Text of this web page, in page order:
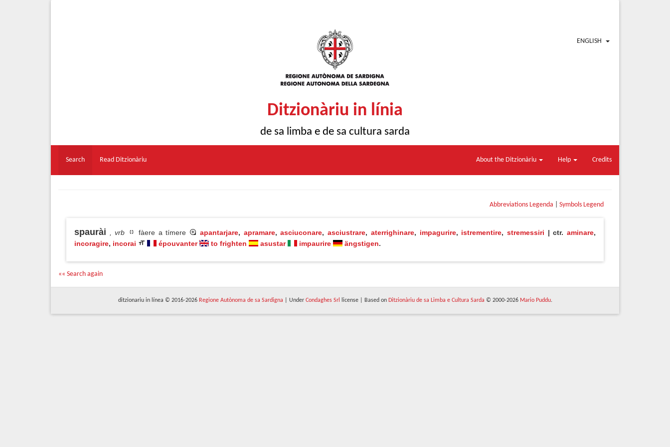
ENGLISH
Ditzionàriu in línia
de sa limba e de sa cultura sarda
Search Read Ditzionàriu About the Ditzionàriu Help Credits
Abbreviations Legenda Symbols Legend
spaurài , vrb fàere a tímere apantarjare, apramare,asciuconare,asciustrare, aterrighinare, impagurire, istrementire, stremessiri | ctr. aminare,
incoragire, incorai épouvanter to frighten asustar impaurire ängstigen.
«« Search again
ditzionariu in línea © 2016-2026 Regione Autònoma de sa Sardigna | Under Condaghes Srl license | Based on Ditzionàriu de sa Limba e Cultura Sarda © 2000-2026 Mario Puddu.